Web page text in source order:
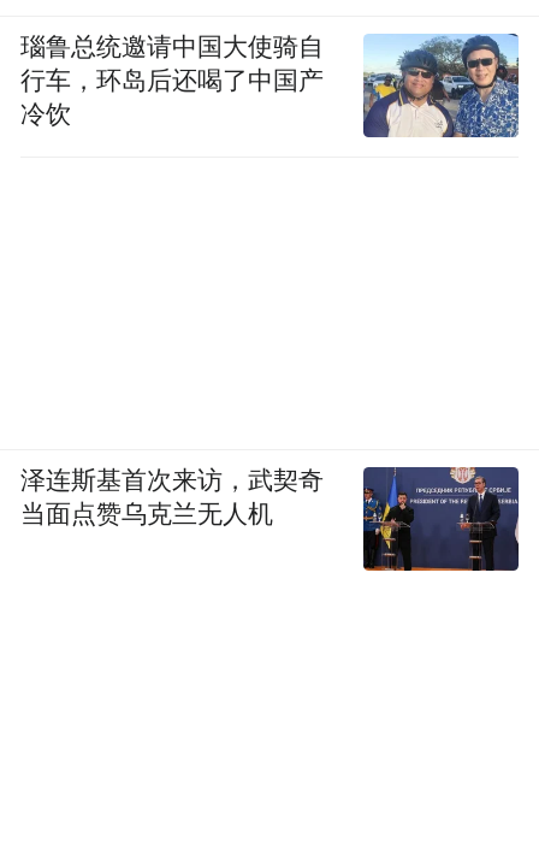
瑙鲁总统邀请中国大使骑自
行车，环岛后还喝了中国产
冷饮
泽连斯基首次来访，武契奇
当面点赞乌克兰无人机